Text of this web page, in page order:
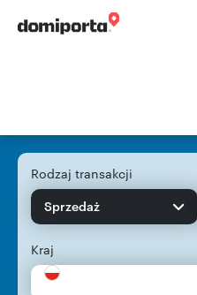
Rodzaj transakcji
Sprzedaż
Kraj